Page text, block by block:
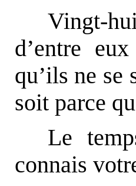
Vingt-
d’entre
qu’ils ne se
soit parce
Le
connais